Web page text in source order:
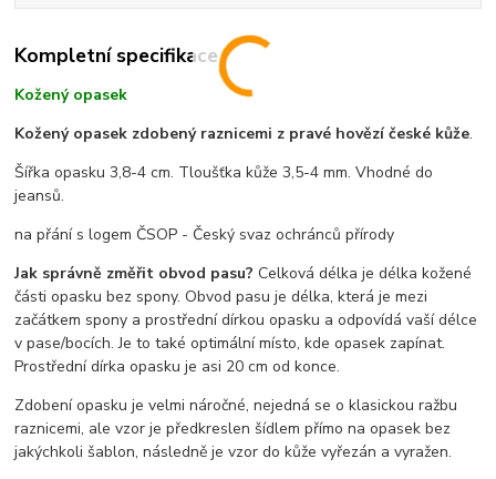
Kompletní specifikace
Kožený opasek
Kožený opasek zdobený raznicemi z pravé hovězí české kůže.
Šířka opasku 3,8-4 cm. Tloušťka kůže 3,5-4 mm. Vhodné do
jeansů.
na přání s logem ČSOP - Český svaz ochránců přírody
Jak správně změřit obvod pasu?Celková délka je délka kožené
části opasku bez spony. Obvod pasu je délka, která je mezi
začátkem spony a prostřední dírkou opasku a odpovídá vaší délce
v pase/bocích. Je to také optimální místo, kde opasek zapínat.
Prostřední dírka opasku je asi 20 cm od konce.
Zdobení opasku je velmi náročné, nejedná se o klasickou ražbu
raznicemi, ale vzor je předkreslen šídlem přímo na opasek bez
jakýchkoli šablon, následně je vzor do kůže vyřezán a vyražen.